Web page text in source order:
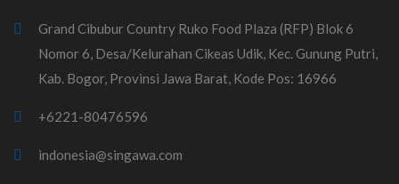
Grand Cibubur Country Ruko Food Plaza (RFP) Blok 6
Nomor 6, Desa/Kelurahan Cikeas Udik, Kec. Gunung Putri,
Kab. Bogor, Provinsi Jawa Barat, Kode Pos: 16966
+6221-80476596
indonesia@singawa.com